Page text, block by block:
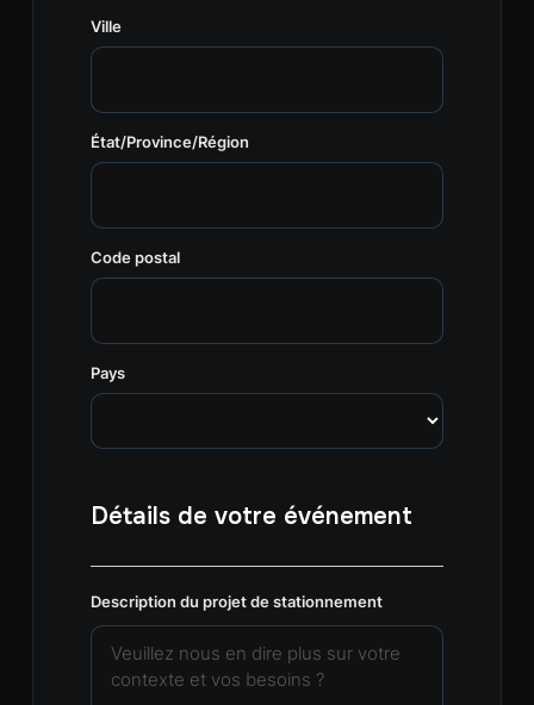
Ville
État/Province/Région
Code postal
Pays
Détails de votre événement
Description du projet de stationnement